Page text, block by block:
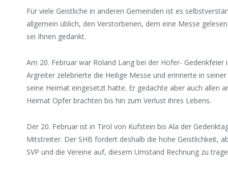
Für viele Geistliche in anderen Gemeinden ist es
allgemein üblich, den Verstorbenen, dem eine Messe
sei Ihnen gedankt.
Am 20. Februar war Roland Lang bei der Hofer-
Argreiter zelebrierte die Heilige Messe und erinnerte in
seine Heimat eingesetzt hatte. Er gedachte aber auch allen
Heimat Opfer brachten bis hin zum Verlust ihres Lebens.
Der 20. Februar ist in Tirol von Kufstein bis Ala der
Mitstreiter. Der SHB fordert deshalb die hohe Geistlichkeit,
SVP und die Vereine auf, diesem Umstand Rechnung zu